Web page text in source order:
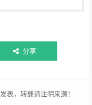
分享
发表，转载请注明来源！